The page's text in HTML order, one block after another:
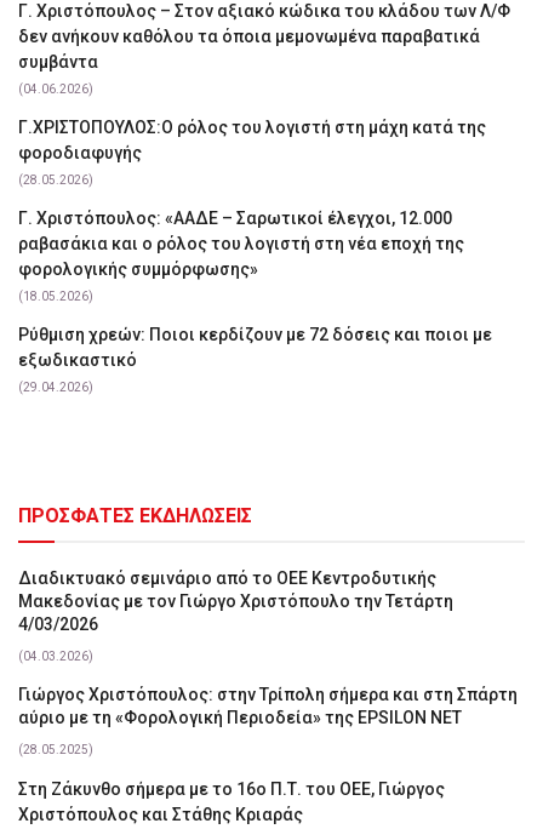
Γ. Χριστόπουλος – Στον αξιακό κώδικα του κλάδου των Λ/Φ
δεν ανήκουν καθόλου τα όποια μεμονωμένα παραβατικά
συμβάντα
(04.06.2026)
Γ.ΧΡΙΣΤΟΠΟΥΛΟΣ:Ο ρόλος του λογιστή στη μάχη κατά της
φοροδιαφυγής
(28.05.2026)
Γ. Χριστόπουλος: «ΑΑΔΕ – Σαρωτικοί έλεγχοι, 12.000
ραβασάκια και ο ρόλος του λογιστή στη νέα εποχή της
φορολογικής συμμόρφωσης»
(18.05.2026)
Ρύθμιση χρεών: Ποιοι κερδίζουν με 72 δόσεις και ποιοι με
εξωδικαστικό
(29.04.2026)
ΠΡΟΣΦΑΤΕΣ ΕΚΔΗΛΩΣΕΙΣ
Διαδικτυακό σεμινάριο από το ΟΕΕ Κεντροδυτικής
Μακεδονίας με τον Γιώργο Χριστόπουλο την Τετάρτη
4/03/2026
(04.03.2026)
Γιώργος Χριστόπουλος: στην Τρίπολη σήμερα και στη Σπάρτη
αύριο με τη «Φορολογική Περιοδεία» της EPSILON NET
(28.05.2025)
Στη Ζάκυνθο σήμερα με το 16ο Π.Τ. του ΟΕΕ, Γιώργος
Χριστόπουλος και Στάθης Κριαράς